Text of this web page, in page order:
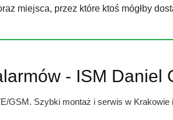
miejsca, przez które ktoś mógłby
- ISM Daniel
GSM. Szybki montaż i serwis w Krakowie